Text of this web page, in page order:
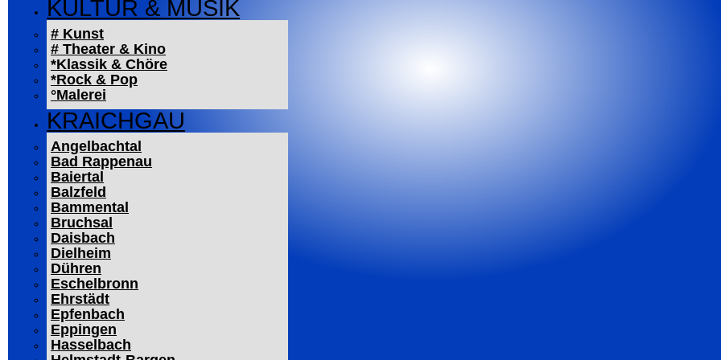
KULTUR & MUSIK
# Kunst
# Theater & Kino
*Klassik & Chöre
*Rock & Pop
°Malerei
KRAICHGAU
Angelbachtal
Bad Rappenau
Baiertal
Balzfeld
Bammental
Bruchsal
Daisbach
Dielheim
Dühren
Eschelbronn
Ehrstädt
Epfenbach
Eppingen
Hasselbach